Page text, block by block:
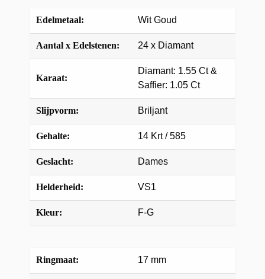
Edelmetaal: Wit Goud
Aantal x Edelstenen: 24 x Diamant
Karaat:
Diamant: 1.55 Ct &
Saffier: 1.05 Ct
Slijpvorm: Briljant
Gehalte: 14 Krt / 585
Geslacht: Dames
Helderheid: VS1
Kleur: F-G
Ringmaat: 17 mm